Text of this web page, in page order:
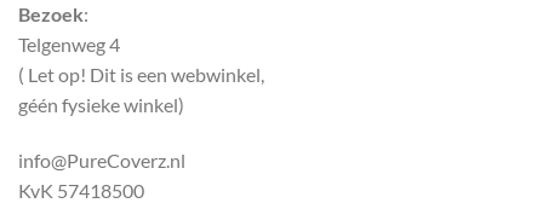
Bezoek:
Telgenweg 4
( Let op! Dit is een webwinkel,
géén fysieke winkel)
info@PureCoverz.nl
KvK 57418500